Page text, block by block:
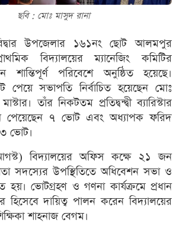
ছবি : মোঃ মাসুদ রানা
উপজেলার ১৬১নং ছোট আলমপুর
বিদ্যালয়ের ম্যানেজিং কমিটির
শান্তিপূর্ণ পরিবেশে অনুষ্ঠিত হয়েছে।
পেয়ে সভাপতি নির্বাচিত হয়েছেন মোঃ
তাঁর নিকটতম প্রতিদ্বন্দ্বী ব্যারিস্টার
পেয়েছেন ৭ ভোট এবং অধ্যাপক ফরিদ
ভোট।
বিদ্যালয়ের অফিস কক্ষে ২১ জন
সদস্যের উপস্থিতিতে অধিবেশন সভা ও
হয়। ভোটগ্রহণ ও গণনা কার্যক্রমে প্রধান
হিসেবে দায়িত্ব পালন করেন বিদ্যালয়ের
শাহনাজ বেগম।